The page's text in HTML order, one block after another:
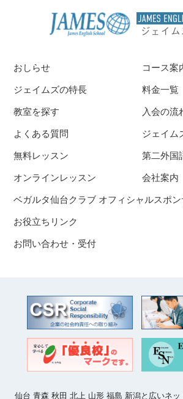
おしらせ
ジェイムズの特長
教室を探す
コース案
料金一覧
入会の流
よくある質問
無料レッスン
オンラインレッスン
ジェイム
第二外国
会社案内
ベガルタ仙台クラブ オフィシャルスポン
お役立ちリンク
お問い合わせ・受付
仙台 青森 秋田 北上 山形 福島 新潟と広いネ